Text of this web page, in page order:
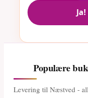
Populære
Levering til Næstved -